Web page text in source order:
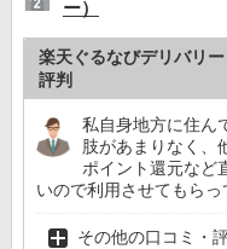
ー）
楽天ぐるなびデリバリ
評判
私自身地方に住ん
肢があまりなく、
ポイント還元など
いので利用させてもらっ
その他の口コミ・